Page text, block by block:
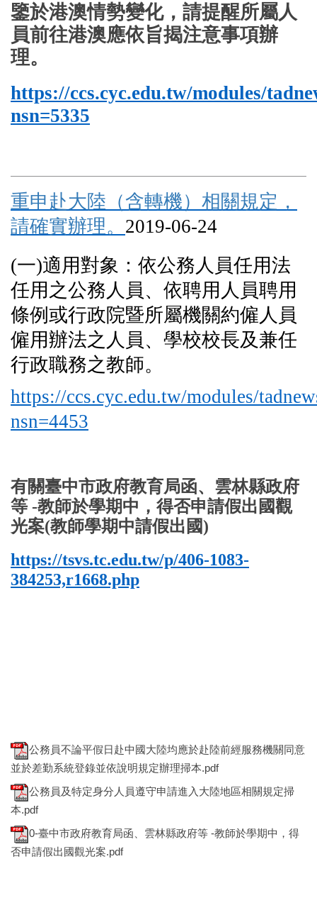
鑒於港澳情勢變化，請提醒所屬人
員前往港澳應依旨揭注意事項辦
理。
https://ccs.cyc.edu.tw/modules/
nsn=5335
重申赴大陸（含轉機）相關規定，
請確實辦理。 2019-06-24
(一)適用對象：依公務人員任用法
任用之公務人員、依聘用人員聘用
條例或行政院暨所屬機關約僱人員
僱用辦法之人員、學校校長及兼任
行政職務之教師。
https://ccs.cyc.edu.tw/modules/
nsn=4453
有關臺中市政府教育局函、雲林縣政府
等 -教師於學期中，得否申請假出國觀
光案(教師學期中請假出國)
https://tsvs.tc.edu.tw/p/406-1083-
384253,r1668.php
公務員不論平假日赴中國大陸均應於赴陸前經服務機關同意
並於差勤系統登錄並依說明規定辦理掃本.pdf
公務員及特定身分人員遵守申請進入大陸地區相關規定掃
本.pdf
0-臺中市政府教育局函、雲林縣政府等 -教師於學期中，得
否申請假出國觀光案.pdf